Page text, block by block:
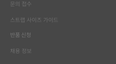
문의 접수
스트랩 사이즈 가이드
반품 신청
채용 정보